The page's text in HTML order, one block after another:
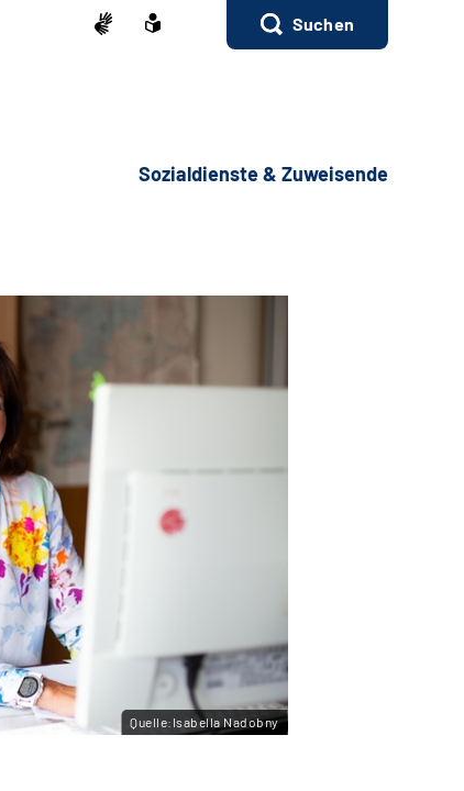
Suchen
Sozialdienste & Zuweisende
Quelle:Isabella Nadobny